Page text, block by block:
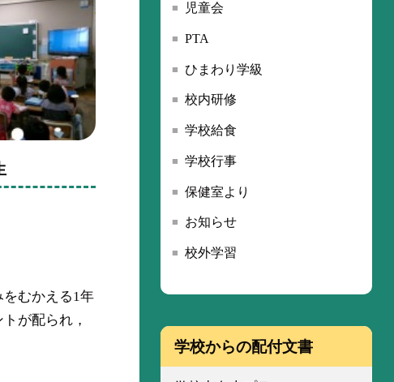
むかえる1年
が配られ，
児童会
PTA
ひまわり学級
校内研修
学校給食
学校行事
保健室より
お知らせ
校外学習
学校からの配付文書